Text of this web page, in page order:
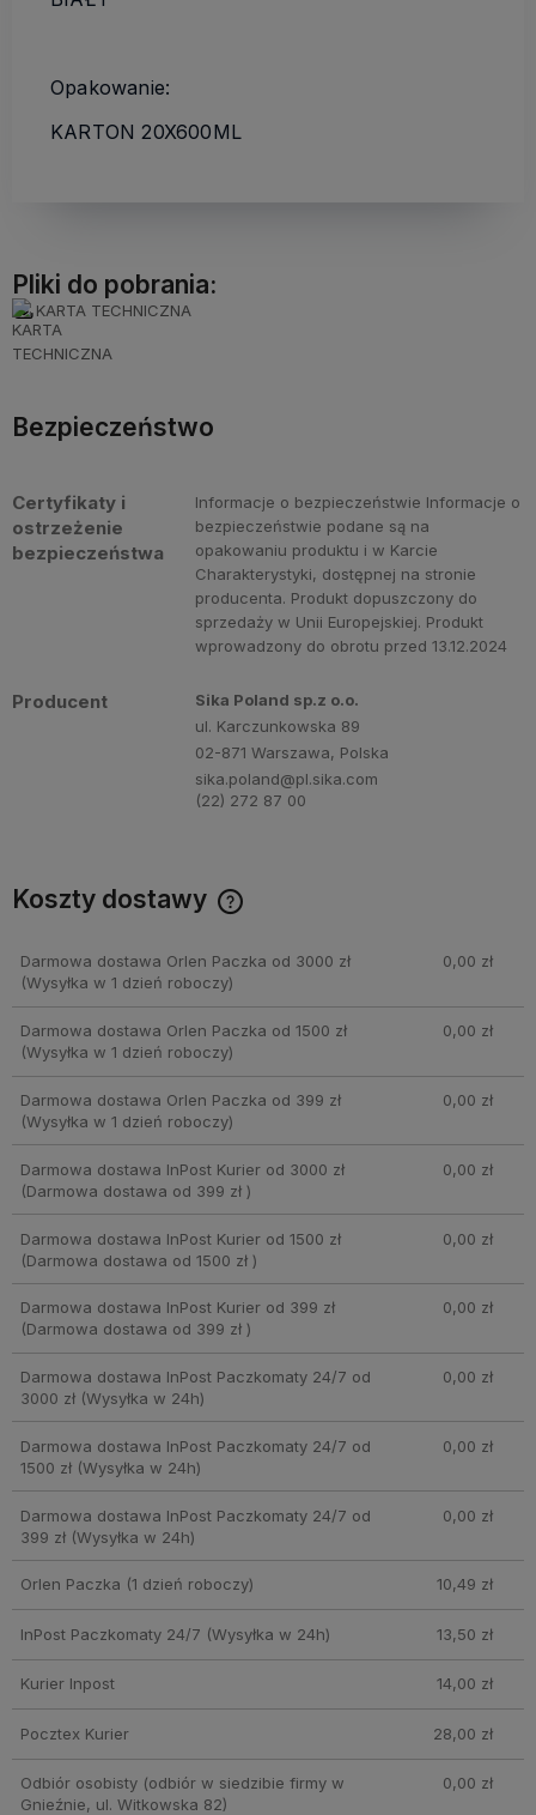
Opakowanie:
KARTON 20X600ML
Pliki do pobrania:
KARTA TECHNICZNA
Bezpieczeństwo
Certyfikaty i
ostrzeżenie
bezpieczeństwa
Informacje o bezpieczeństwie Informacje o
bezpieczeństwie podane są na
opakowaniu produktu i w Karcie
Charakterystyki, dostępnej na stronie
producenta. Produkt dopuszczony do
sprzedaży w Unii Europejskiej. Produkt
wprowadzony do obrotu przed 13.12.2024
Producent
Sika Poland sp.z o.o.
ul. Karczunkowska 89
02-871 Warszawa, Polska
sika.poland@pl.sika.com
(22) 272 87 00
Koszty dostawy
Darmowa dostawa Orlen Paczka od 3000 zł
(Wysyłka w 1 dzień roboczy)
0,00 zł
Darmowa dostawa Orlen Paczka od 1500 zł
(Wysyłka w 1 dzień roboczy)
0,00 zł
Darmowa dostawa Orlen Paczka od 399 zł
(Wysyłka w 1 dzień roboczy)
0,00 zł
Darmowa dostawa InPost Kurier od 3000 zł
(Darmowa dostawa od 399 zł )
0,00 zł
Darmowa dostawa InPost Kurier od 1500 zł
(Darmowa dostawa od 1500 zł )
0,00 zł
Darmowa dostawa InPost Kurier od 399 zł
(Darmowa dostawa od 399 zł )
0,00 zł
Darmowa dostawa InPost Paczkomaty 24/7 od
3000 zł(Wysyłka w 24h)
0,00 zł
Darmowa dostawa InPost Paczkomaty 24/7 od
1500 zł(Wysyłka w 24h)
0,00 zł
Darmowa dostawa InPost Paczkomaty 24/7 od
399 zł(Wysyłka w 24h)
0,00 zł
Orlen Paczka (1 dzień roboczy) 10,49 zł
InPost Paczkomaty 24/7 (Wysyłka w 24h) 13,50 zł
Kurier Inpost 14,00 zł
Pocztex Kurier 28,00 zł
Odbiór osobisty(odbiór w siedzibie firmy w
Gnieźnie, ul. Witkowska 82)
0,00 zł